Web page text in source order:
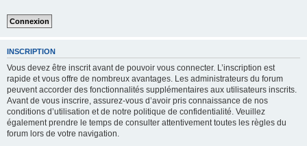
INSCRIPTION
Vous devez être inscrit avant de pouvoir vous connecter. L’inscription est
rapide et vous offre de nombreux avantages. Les administrateurs du forum
peuvent accorder des fonctionnalités supplémentaires aux utilisateurs inscrits.
Avant de vous inscrire, assurez-vous d’avoir pris connaissance de nos
conditions d’utilisation et de notre politique de confidentialité. Veuillez
également prendre le temps de consulter attentivement toutes les règles du
forum lors de votre navigation.